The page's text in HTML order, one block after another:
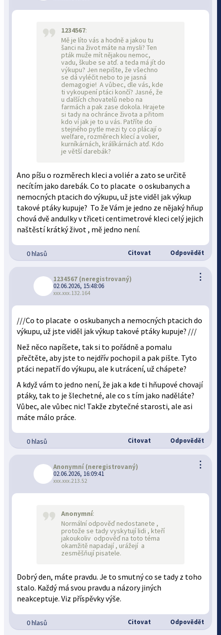
1234567:
Mě je líto vás a hodně a jakou tu
šanci na život máte na mysli? Ten
pták muže mít nějakou nemoc,
vadu, škube se atď. a teda má jít do
výkupu? Jen nepište, že všechno
se dá vyléčit nebo to je jasná
demagogie! A vůbec, dle vás, kde
ti vykoupení ptáci končí? Jasné, že
u dalších chovatelů nebo na
farmách a pak zase dokola. Hrajete
si tady na ochránce života a přitom
kdo ví jak je to u vás. Patříte do
stejného pytle mezi ty co plácají o
welfare, rozměrech klecí a volier,
kurníkárnách, králíkárnách atď. Kdo
je větší darebák?
Ano píšu o rozměrech kleci a voliér a zato se určitě
necítím jako darebák. Co to placate o oskubanych a
nemocných ptacich do výkupu, už jste viděl jak výkup
takové ptáky kupuje? To že Vám je jedno ze nějaký hňup
chová dvě andulky v třiceti centimetrové kleci celý jejich
naštěstí krátký život , mě jedno není.
0 hlasů Citovat Odpovědět
⋮
1234567 (neregistrovaný)
02.06.2026, 15:48:06
xxx.xxx.132.164
///Co to placate o oskubanych a nemocných ptacich do
výkupu, už jste viděl jak výkup takové ptáky kupuje? ///
Než něco napíšete, tak si to pořádně a pomalu
přečtěte, aby jste to nejdřív pochopil a pak pište. Tyto
ptáci nepatří do výkupu, ale k utrácení, už chápete?
A když vám to jedno není, že jak a kde ti hňupové chovají
ptáky, tak to je šlechetné, ale co s tím jako naděláte?
Vůbec, ale vůbec nic! Takže zbytečné starosti, ale asi
máte málo práce.
0 hlasů Citovat Odpovědět
⋮
Anonymní (neregistrovaný)
02.06.2026, 16:09:41
xxx.xxx.213.52
Anonymní:
Normální odpověď nedostanete ,
protože se tady vyskytují lidi , kteří
jakoukoliv odpověď na toto téma
okamžitě napadají , urážejí a
zesměšňují pisatele.
Dobrý den, máte pravdu. Je to smutný co se tady z toho
stalo. Každý má svou pravdu a názory jiných
neakceptuje. Viz příspěvky výše.
0 hlasů Citovat Odpovědět